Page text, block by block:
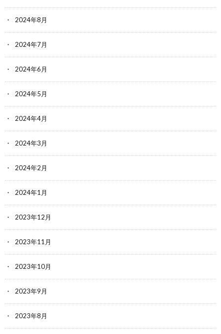
2024年8月
2024年7月
2024年6月
2024年5月
2024年4月
2024年3月
2024年2月
2024年1月
2023年12月
2023年11月
2023年10月
2023年9月
2023年8月